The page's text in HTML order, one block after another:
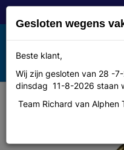
Toggle
navigation
MENU
Abus hangslot
Gesloten wegens
Beste klant,
Wij zijn gesloten van 28 -
dinsdag 11-8-2026 staan
Team Richard van Alphen